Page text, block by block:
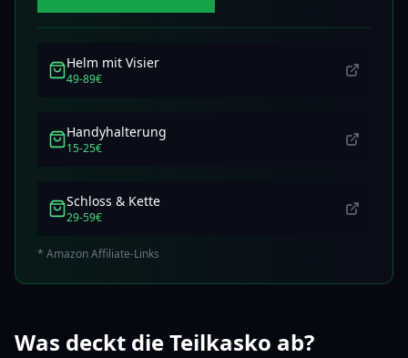
Helm mit Visier
49-89€
Handyhalterung
15-25€
Schloss & Kette
29-59€
* Amazon Affiliate-Links
Was deckt die Teilkasko ab?